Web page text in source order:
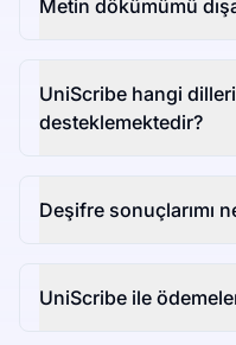
Metin dökümümü
UniScribe hangi
desteklemektedir?
Deşifre sonuçlarımı
UniScribe ile